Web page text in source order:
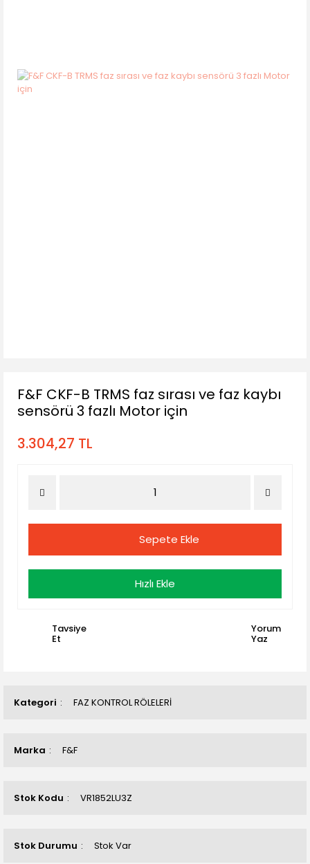
Kategori FAZ KONTROL RÖLELERİ
Marka F&F
Stok Kodu VR1852LU3Z
Stok Durumu Stok Var
F&F CKF-B TRMS faz sırası ve faz kaybı
sensörü 3 fazlı Motor için
3.304,27 TL
Sepete Ekle
Hızlı Ekle
Tavsiye
Et
Yorum
Yaz